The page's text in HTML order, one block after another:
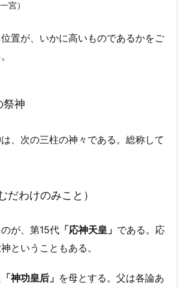
宮）
置が、いかに高いものであるかをご
祭神
、次の三柱の神々である。総称して
だわけのみこと）
が、第15代 「応神天皇」 である。応
ということもある 。
「神功皇后」 を母とする。父は各論あ